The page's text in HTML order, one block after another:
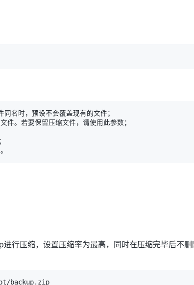
行压缩，设置压缩率为最高，同时在压缩完毕后不